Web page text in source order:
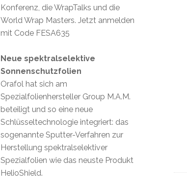
Konferenz, die WrapTalks und die
World Wrap Masters. Jetzt anmelden
mit Code FESA635
Neue spektralselektive
Sonnenschutzfolien
Orafol hat sich am
Spezialfolienhersteller Group M.A.M.
beteiligt und so eine neue
Schlüsseltechnologie integriert: das
sogenannte Sputter-Verfahren zur
Herstellung spektralselektiver
Spezialfolien wie das neuste Produkt
HelioShield.